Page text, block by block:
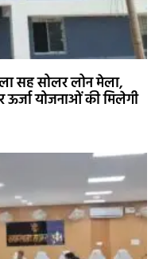
सह सोलर लोन मेला,
ऊर्जा योजनाओं की मिलेगी